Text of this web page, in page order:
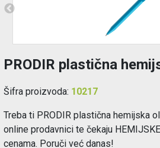
Registracija
PRODIR plastična
Šifra proizvoda: 10217
Treba ti PRODIR plastična hemijska
online prodavnici te čekaju
cenama. Poruči već danas!